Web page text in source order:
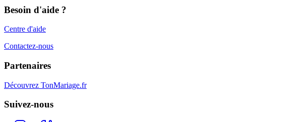
Besoin d'aide ?
Centre d'aide
Contactez-nous
Partenaires
Découvrez TonMariage.fr
Suivez-nous